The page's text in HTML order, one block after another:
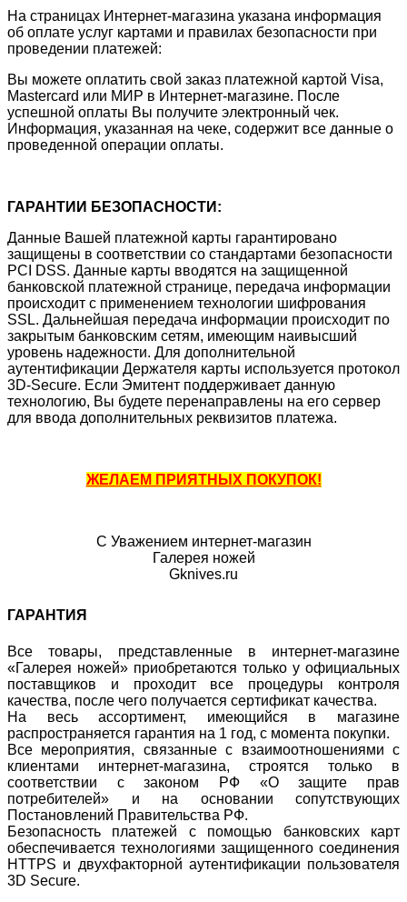
На страницах Интернет-магазина указана информация
об оплате услуг картами и правилах безопасности при
проведении платежей:
Вы можете оплатить свой заказ платежной картой Visa,
Mastercard или МИР в Интернет-магазине. После
успешной оплаты Вы получите электронный чек.
Информация, указанная на чеке, содержит все данные о
проведенной операции оплаты.
ГАРАНТИИ БЕЗОПАСНОСТИ:
Данные Вашей платежной карты гарантировано
защищены в соответствии со стандартами безопасности
PCI DSS. Данные карты вводятся на защищенной
банковской платежной странице, передача информации
происходит с применением технологии шифрования
SSL. Дальнейшая передача информации происходит по
закрытым банковским сетям, имеющим наивысший
уровень надежности. Для дополнительной
аутентификации Держателя карты используется протокол
3D-Secure. Если Эмитент поддерживает данную
технологию, Вы будете перенаправлены на его сервер
для ввода дополнительных реквизитов платежа.
ЖЕЛАЕМ ПРИЯТНЫХ ПОКУПОК!
С Уважением интернет-магазин
Галерея ножей
Gknives.ru
ГАРАНТИЯ
Все товары, представленные в интернет-магазине
«Галерея ножей» приобретаются только у официальных
поставщиков и проходит все процедуры контроля
качества, после чего получается сертификат качества.
На весь ассортимент, имеющийся в магазине
распространяется гарантия на 1 год, с момента покупки.
Все мероприятия, связанные с взаимоотношениями с
клиентами интернет-магазина, строятся только в
соответствии с законом РФ «О защите прав
потребителей» и на основании сопутствующих
Постановлений Правительства РФ.
Безопасность платежей с помощью банковских карт
обеспечивается технологиями защищенного соединения
HTTPS и двухфакторной аутентификации пользователя
3D Secure.